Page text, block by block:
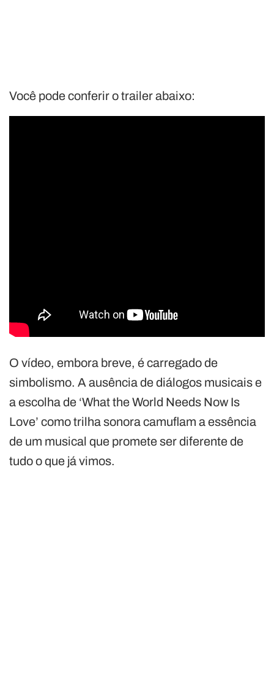
Você pode conferir o trailer abaixo:
O vídeo, embora breve, é carregado de
simbolismo. A ausência de diálogos musicais e
a escolha de ‘What the World Needs Now Is
Love’ como trilha sonora camuflam a essência
de um musical que promete ser diferente de
tudo o que já vimos.